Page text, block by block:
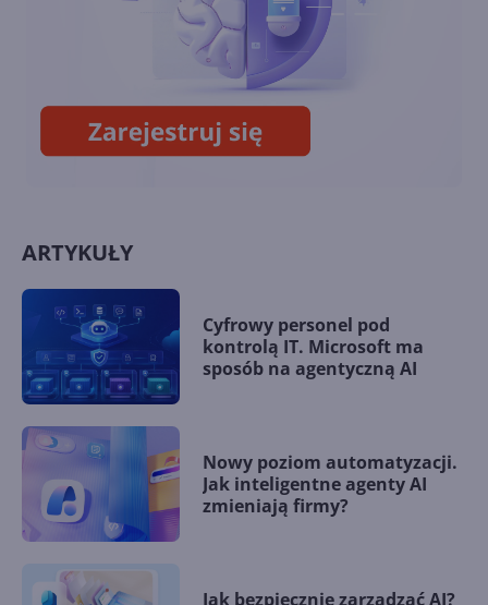
Kod źródłowy Windows XP i
kilku innych wersji wyciekł do
Internetu
ARTYKUŁY
Cyfrowy personel pod
kontrolą IT. Microsoft ma
sposób na agentyczną AI
Nowy poziom automatyzacji.
Jak inteligentne agenty AI
zmieniają firmy?
Jak bezpiecznie zarządzać AI?